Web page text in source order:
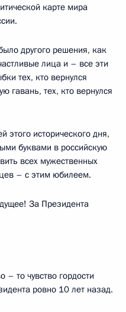
карте мира
другого решения, как
лица и – все эти
тех, кто вернулся
гавань, тех, кто вернулся
этого исторического дня,
буквами в российскую
всех мужественных
– с этим юбилеем.
За Президента
– то чувство гордости
ровно 10 лет назад.